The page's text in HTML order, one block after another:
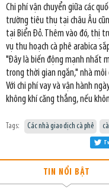
Chi phí vận chuyển giữa các
trường tiêu thụ tại châu Âu
tại Biển Đỏ. Thêm vào đó, thị
vụ thu hoạch cà phê arabica
"Đây là biến động mạnh nhất
trong thời gian ngắn," nhà
Với chi phí vay và vận hành
không khí căng thẳng, nếu
Tags: Các nhà giao dịch cà phê
TIN NỔI BẬT